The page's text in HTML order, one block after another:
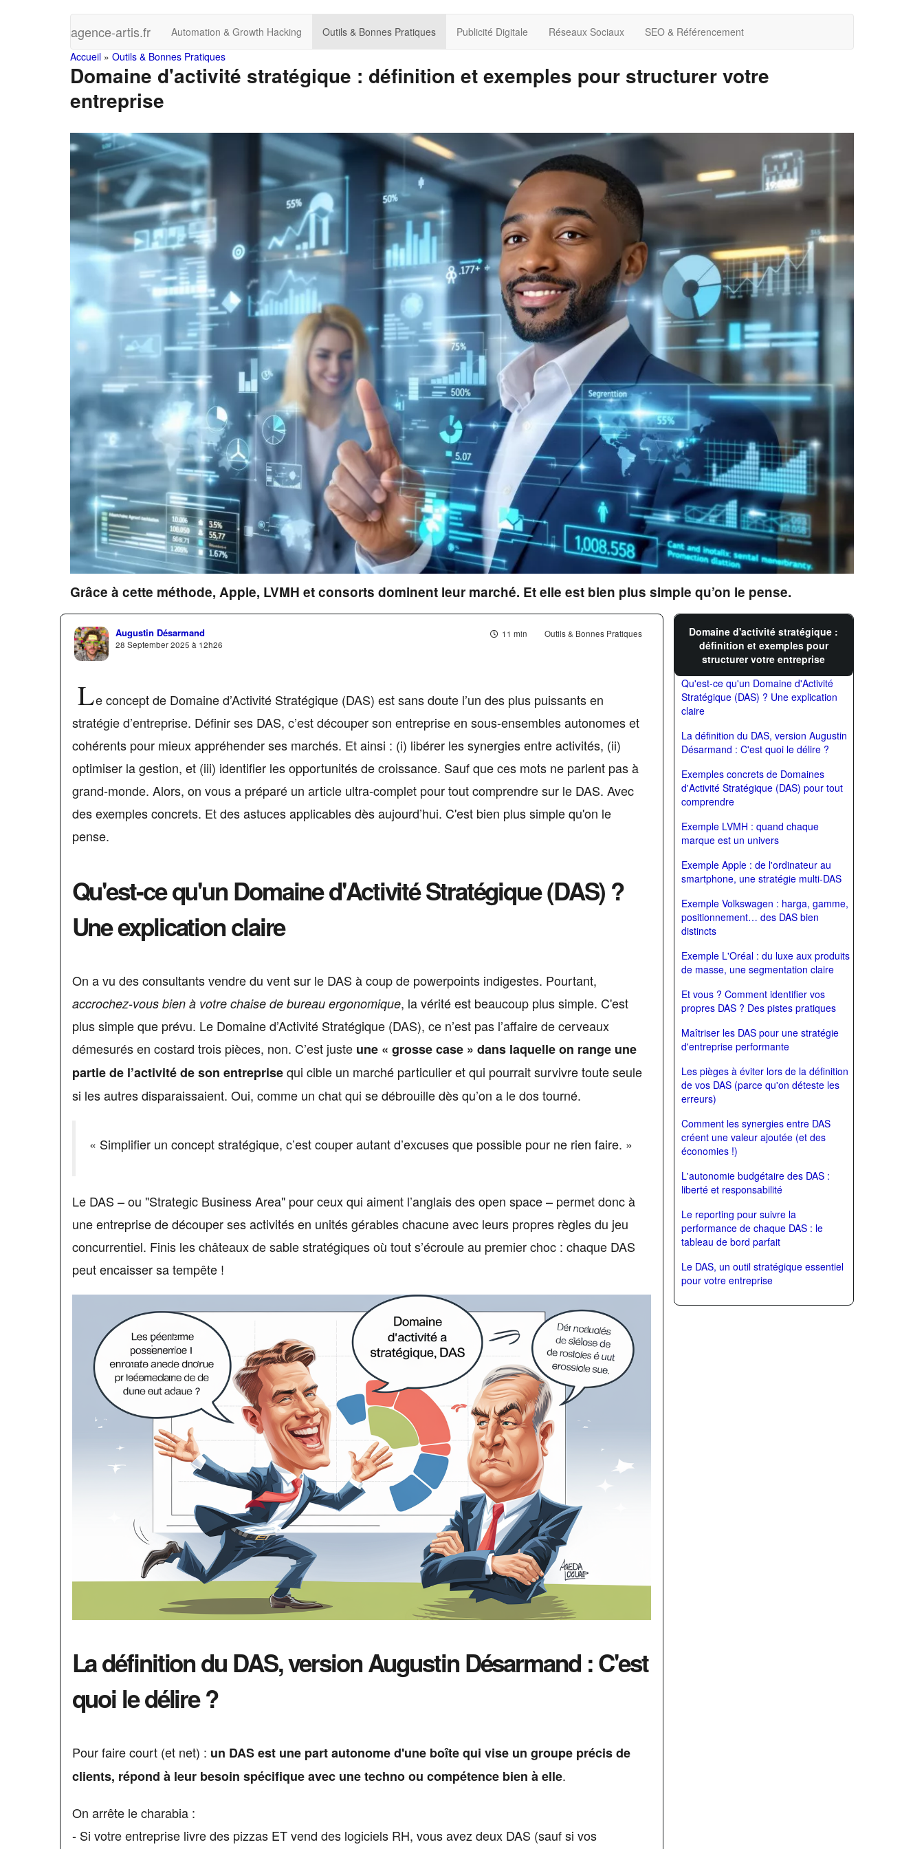
agence-artis.fr Automation & Growth Hacking Outils & Bonnes Pratiques Publicité Digitale Réseaux Sociaux SEO & Référencement
You
are
here
Accueil » Outils & Bonnes Pratiques
Domaine d'activité stratégique : définition et exemples pour structurer votre
entreprise
Grâce à cette méthode, Apple, LVMH et consorts dominent leur marché. Et elle est bien plus simple qu’on le pense.
11 min Outils & Bonnes Pratiques
Augustin Désarmand
28 September 2025 à 12h26
Le concept de Domaine d’Activité Stratégique (DAS) est sans doute l’un des plus puissants en
stratégie d’entreprise. Définir ses DAS, c’est découper son entreprise en sous-ensembles autonomes et
cohérents pour mieux appréhender ses marchés. Et ainsi : (i) libérer les synergies entre activités, (ii)
optimiser la gestion, et (iii) identifier les opportunités de croissance. Sauf que ces mots ne parlent pas à
grand-monde. Alors, on vous a préparé un article ultra-complet pour tout comprendre sur le DAS. Avec
des exemples concrets. Et des astuces applicables dès aujourd’hui. C'est bien plus simple qu'on le
pense.
Qu'est-ce qu'un Domaine d'Activité Stratégique (DAS) ?
Une explication claire
On a vu des consultants vendre du vent sur le DAS à coup de powerpoints indigestes. Pourtant,
accrochez-vous bien à votre chaise de bureau ergonomique, la vérité est beaucoup plus simple. C'est
plus simple que prévu. Le Domaine d’Activité Stratégique (DAS), ce n’est pas l’affaire de cerveaux
démesurés en costard trois pièces, non. C’est juste une « grosse case » dans laquelle on range une
partie de l’activité de son entreprisequi cible un marché particulier et qui pourrait survivre toute seule
si les autres disparaissaient. Oui, comme un chat qui se débrouille dès qu’on a le dos tourné.
« Simplifier un concept stratégique, c’est couper autant d’excuses que possible pour ne rien faire. »
Le DAS – ou "Strategic Business Area" pour ceux qui aiment l’anglais des open space – permet donc à
une entreprise de découper ses activités en unités gérables chacune avec leurs propres règles du jeu
concurrentiel. Finis les châteaux de sable stratégiques où tout s’écroule au premier choc : chaque DAS
peut encaisser sa tempête !
La définition du DAS, version Augustin Désarmand : C'est
quoi le délire ?
Pour faire court (et net) : un DAS est une part autonome d'une boîte qui vise un groupe précis de
clients, répond à leur besoin spécifique avec une techno ou compétence bien à elle.
On arrête le charabia :
- Si votre entreprise livre des pizzas ET vend des logiciels RH, vous avez deux DAS (sauf si vos
Domaine d'activité stratégique :
définition et exemples pour
structurer votre entreprise
Qu'est-ce qu'un Domaine d'Activité
Stratégique (DAS) ? Une explication
claire
La définition du DAS, version Augustin
Désarmand : C'est quoi le délire ?
Exemples concrets de Domaines
d'Activité Stratégique (DAS) pour tout
comprendre
Exemple LVMH : quand chaque
marque est un univers
Exemple Apple : de l'ordinateur au
smartphone, une stratégie multi-DAS
Exemple Volkswagen : harga, gamme,
positionnement… des DAS bien
distincts
Exemple L'Oréal : du luxe aux produits
de masse, une segmentation claire
Et vous ? Comment identifier vos
propres DAS ? Des pistes pratiques
Maîtriser les DAS pour une stratégie
d'entreprise performante
Les pièges à éviter lors de la définition
de vos DAS (parce qu'on déteste les
erreurs)
Comment les synergies entre DAS
créent une valeur ajoutée (et des
économies !)
L'autonomie budgétaire des DAS :
liberté et responsabilité
Le reporting pour suivre la
performance de chaque DAS : le
tableau de bord parfait
Le DAS, un outil stratégique essentiel
pour votre entreprise